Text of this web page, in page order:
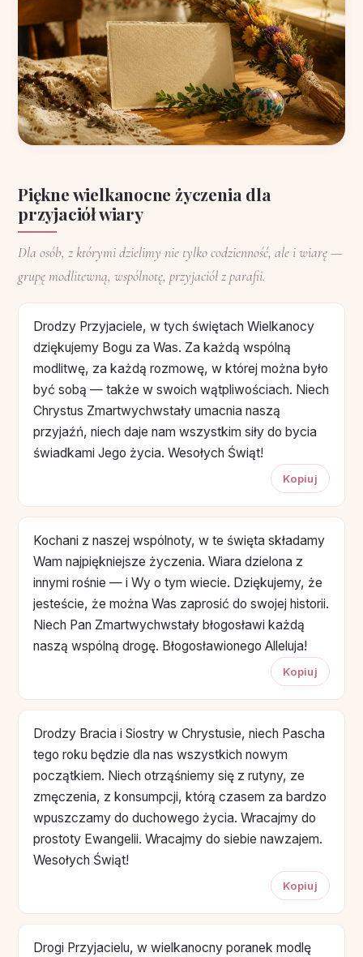
Piękne wielkanocne życzenia dla
przyjaciół wiary
Dla osób, z którymi dzielimy nie tylko codzienność, ale i wiarę —
grupę modlitewną, wspólnotę, przyjaciół z parafii.
Drodzy Przyjaciele, w tych świętach Wielkanocy
dziękujemy Bogu za Was. Za każdą wspólną
modlitwę, za każdą rozmowę, w której można było
być sobą — także w swoich wątpliwościach. Niech
Chrystus Zmartwychwstały umacnia naszą
przyjaźń, niech daje nam wszystkim siły do bycia
świadkami Jego życia. Wesołych Świąt!
Kopiuj
Kochani z naszej wspólnoty, w te święta składamy
Wam najpiękniejsze życzenia. Wiara dzielona z
innymi rośnie — i Wy o tym wiecie. Dziękujemy, że
jesteście, że można Was zaprosić do swojej historii.
Niech Pan Zmartwychwstały błogosławi każdą
naszą wspólną drogę. Błogosławionego Alleluja!
Kopiuj
Drodzy Bracia i Siostry w Chrystusie, niech Pascha
tego roku będzie dla nas wszystkich nowym
początkiem. Niech otrząśniemy się z rutyny, ze
zmęczenia, z konsumpcji, którą czasem za bardzo
wpuszczamy do duchowego życia. Wracajmy do
prostoty Ewangelii. Wracajmy do siebie nawzajem.
Wesołych Świąt!
Kopiuj
Drogi Przyjacielu, w wielkanocny poranek modlę